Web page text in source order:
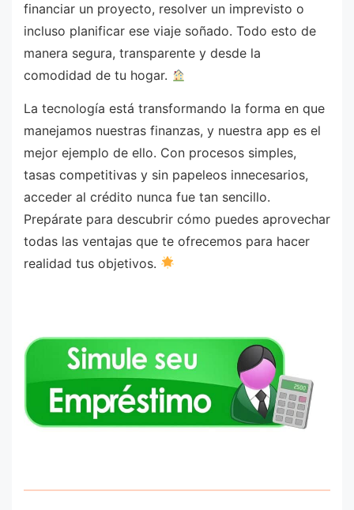
financiar un proyecto, resolver un imprevisto o
incluso planificar ese viaje soñado. Todo esto de
manera segura, transparente y desde la
comodidad de tu hogar.
La tecnología está transformando la forma en que
manejamos nuestras finanzas, y nuestra app es el
mejor ejemplo de ello. Con procesos simples,
tasas competitivas y sin papeleos innecesarios,
acceder al crédito nunca fue tan sencillo.
Prepárate para descubrir cómo puedes aprovechar
todas las ventajas que te ofrecemos para hacer
realidad tus objetivos.